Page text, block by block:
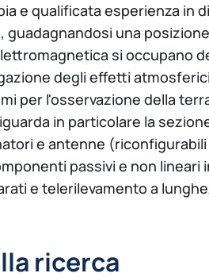
e qualificata esperienza
una
si occupano
degli effetti
per l'osservazione della
in particolare la
e antenne
passivi e non
e telerilevamento a
ricerca